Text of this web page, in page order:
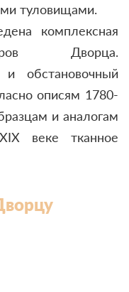
туловищами.
комплексная
Дворца.
и обстановочный
описям 1780-
и аналогам
веке тканное